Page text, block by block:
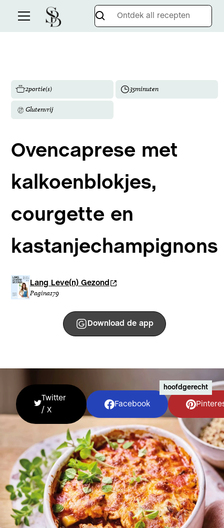
2portie(s) 35minuten
Glutenvrij
Ovencaprese met
kalkoenblokjes,
courgette en
kastanjechampignons
Lang Leve(n) Gezond
Pagina179
Download de app
Twitter
/ X
Facebook
hoofdgerecht